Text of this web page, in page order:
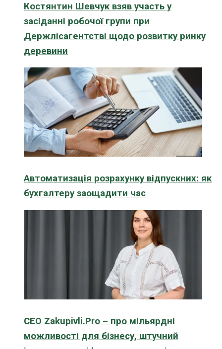
Костянтин Шевчук взяв участь у
засіданні робочої групи при
Держлісагентстві щодо розвитку ринку
деревини
Автоматизація розрахунку відпускних: як
бухгалтеру заощадити час
CEO Zakupivli.Pro – про мільярдні
можливості для бізнесу, штучний